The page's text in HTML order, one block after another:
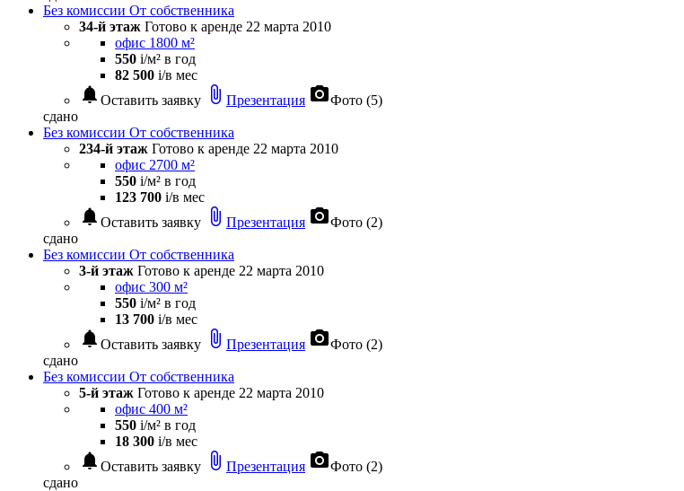
Без комиссии От собственника
34-й этаж Готово к аренде 22 марта 2010
офис 1800 м²
550 i/м² в год
82 500 i/в мес
notifications Оставить заявку attach_file Презентация photo_cameraФото (5)
сдано
Без комиссии От собственника
234-й этаж Готово к аренде 22 марта 2010
офис 2700 м²
550 i/м² в год
123 700 i/в мес
notifications Оставить заявку attach_file Презентация photo_cameraФото (2)
сдано
Без комиссии От собственника
3-й этаж Готово к аренде 22 марта 2010
офис 300 м²
550 i/м² в год
13 700 i/в мес
notifications Оставить заявку attach_file Презентация photo_cameraФото (2)
сдано
Без комиссии От собственника
5-й этаж Готово к аренде 22 марта 2010
офис 400 м²
550 i/м² в год
18 300 i/в мес
notifications Оставить заявку attach_file Презентация photo_cameraФото (2)
сдано